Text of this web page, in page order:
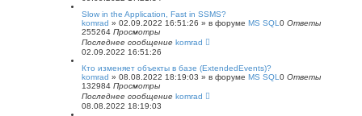
Slow in the Application, Fast in SSMS?
komrad » 02.09.2022 16:51:26 » в форуме MS SQL 0 Ответы
255264 Просмотры
Последнее сообщение komrad
02.09.2022 16:51:26
Кто изменяет объекты в базе (ExtendedEvents)?
komrad » 08.08.2022 18:19:03 » в форуме MS SQL 0 Ответы
132984 Просмотры
Последнее сообщение komrad
08.08.2022 18:19:03